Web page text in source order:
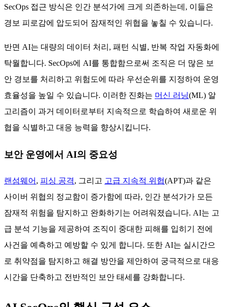
SecOps 접근 방식은 인간 분석가에 크게 의존하는데, 이들은
경보 피로감에 압도되어 잠재적인 위협을 놓칠 수 있습니다.
반면 AI는 대량의 데이터 처리, 패턴 식별, 반복 작업 자동화에
탁월합니다. SecOps에 AI를 통합함으로써 조직은 더 많은 보
안 경보를 처리하고 위험도에 따라 우선순위를 지정하여 운영
효율성을 높일 수 있습니다. 이러한 진화는 머신 러닝(ML) 알
고리즘이 과거 데이터로부터 지속적으로 학습하여 새로운 위
협을 식별하고 대응 능력을 향상시킵니다.
보안 운영에서 AI의 중요성
랜섬웨어 , 피싱 공격, 그리고 고급 지속적 위협(APT)과 같은
사이버 위협의 정교함이 증가함에 따라, 인간 분석가가 모든
잠재적 위험을 탐지하고 완화하기는 어려워졌습니다. AI는 고
급 분석 기능을 제공하여 조직이 중대한 피해를 입히기 전에
사건을 예측하고 예방할 수 있게 합니다. 또한 AI는 실시간으
로 취약점을 탐지하고 해결 방안을 제안하여 궁극적으로 대응
시간을 단축하고 전반적인 보안 태세를 강화합니다.